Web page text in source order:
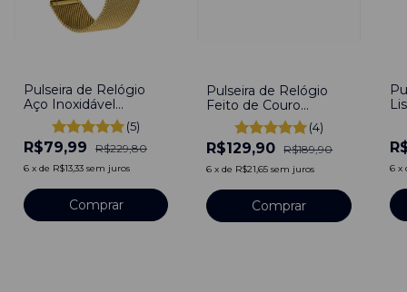
Pulseira de Relógio
Aço Inoxidável
Dourado-Gold 22mm
Engate Rápido (5)
R$79,99 R$229,80
6 x de R$13,33 sem juros
Comprar
Pulseira de Relógio
Feito de Couro
Marrom 22mm de
Fivela Com pinos(4)
R$129,90 R$189,90
6 xde R$21,65 sem juros
Comprar
6 x